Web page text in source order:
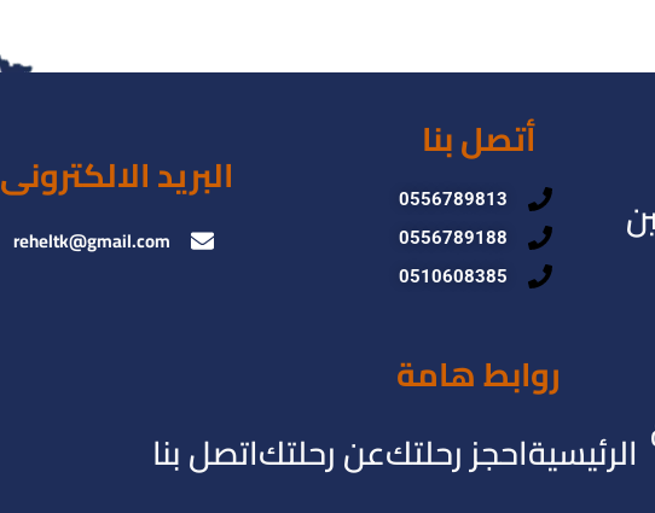
أتصل بنا
0556789813
0556789188
0510608385
روابط هامة
الرئيسيةاحجز رحلتكعن رحلتكاتصل بنا
البريد الالكترونى
reheltk@gmail.com